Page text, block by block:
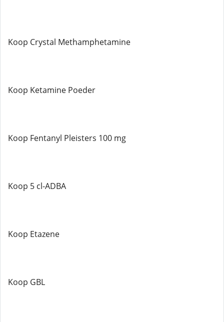
Koop Crystal Methamphetamine
Koop Ketamine Poeder
Koop Fentanyl Pleisters 100 mg
Koop 5 cl-ADBA
Koop Etazene
Koop GBL